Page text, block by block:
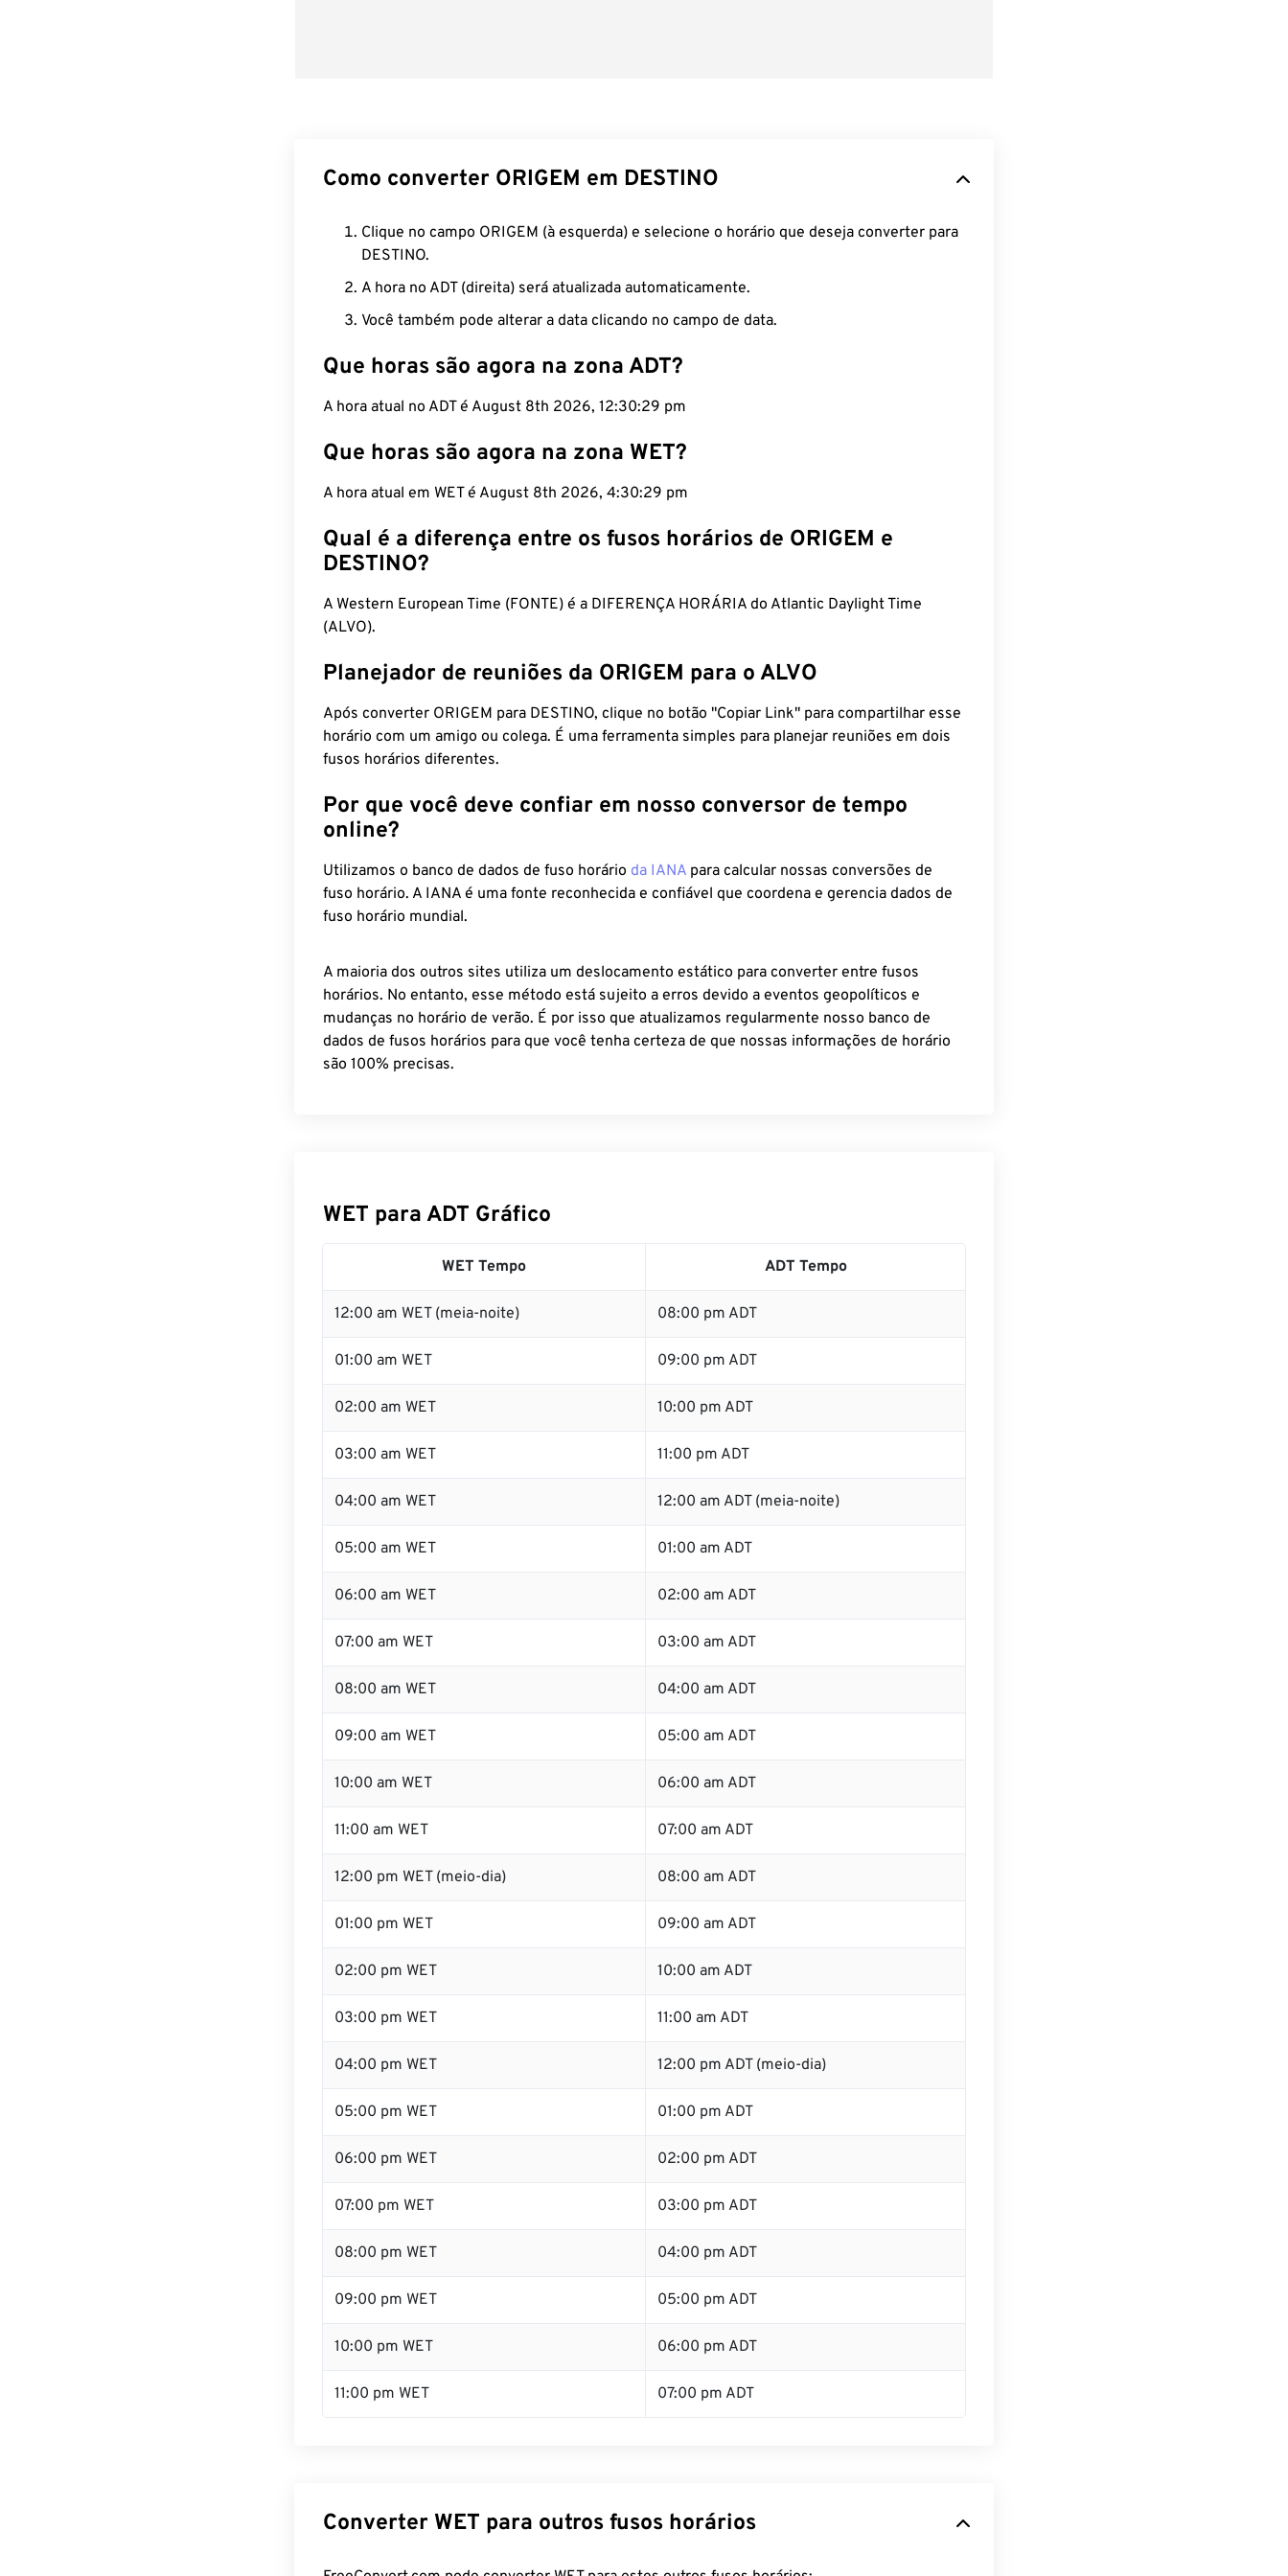
Como converter ORIGEM em DESTINO
Clique no campo ORIGEM (à esquerda) e selecione o horário que deseja converter para
DESTINO.
A hora no ADT (direita) será atualizada automaticamente.
Você também pode alterar a data clicando no campo de data.
Que horas são agora na zona ADT?
A hora atual no ADT é August 8th 2026, 12:30:30 pm
Que horas são agora na zona WET?
A hora atual em WET é August 8th 2026, 4:30:30 pm
Qual é a diferença entre os fusos horários de ORIGEM e
DESTINO?
A Western European Time (FONTE) é a DIFERENÇA HORÁRIA do Atlantic Daylight Time
(ALVO).
Planejador de reuniões da ORIGEM para o ALVO
Após converter ORIGEM para DESTINO, clique no botão "Copiar Link" para compartilhar esse
horário com um amigo ou colega. É uma ferramenta simples para planejar reuniões em dois
fusos horários diferentes.
Por que você deve confiar em nosso conversor de tempo
online?
Utilizamos o banco de dados de fuso horário da IANA para calcular nossas conversões de
fuso horário. A IANA é uma fonte reconhecida e confiável que coordena e gerencia dados de
fuso horário mundial.
A maioria dos outros sites utiliza um deslocamento estático para converter entre fusos
horários. No entanto, esse método está sujeito a erros devido a eventos geopolíticos e
mudanças no horário de verão. É por isso que atualizamos regularmente nosso banco de
dados de fusos horários para que você tenha certeza de que nossas informações de horário
são 100% precisas.
WET para ADT Gráfico
WET Tempo ADT Tempo
12:00 am WET (meia-noite) 08:00 pm ADT
01:00 am WET 09:00 pm ADT
02:00 am WET 10:00 pm ADT
03:00 am WET 11:00 pm ADT
04:00 am WET 12:00 am ADT (meia-noite)
05:00 am WET 01:00 am ADT
06:00 am WET 02:00 am ADT
07:00 am WET 03:00 am ADT
08:00 am WET 04:00 am ADT
09:00 am WET 05:00 am ADT
10:00 am WET 06:00 am ADT
11:00 am WET 07:00 am ADT
12:00 pm WET (meio-dia) 08:00 am ADT
01:00 pm WET 09:00 am ADT
02:00 pm WET 10:00 am ADT
03:00 pm WET 11:00 am ADT
04:00 pm WET 12:00 pm ADT (meio-dia)
05:00 pm WET 01:00 pm ADT
06:00 pm WET 02:00 pm ADT
07:00 pm WET 03:00 pm ADT
08:00 pm WET 04:00 pm ADT
09:00 pm WET 05:00 pm ADT
10:00 pm WET 06:00 pm ADT
11:00 pm WET 07:00 pm ADT
Converter WET para outros fusos horários